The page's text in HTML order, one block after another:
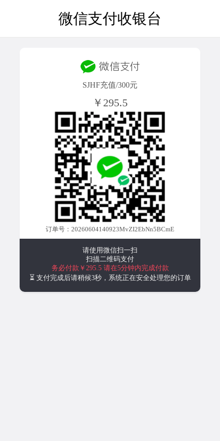
微信支付收银台
SJHF充值/300元
￥295.5
订单号：20260604140923MvZI2EbNn5BCmE
请使用微信扫一扫
扫描二维码支付
务必付款￥295.5 请在5分钟内完成付款
⏳ 支付完成后请稍候3秒，系统正在安全处理您的订单